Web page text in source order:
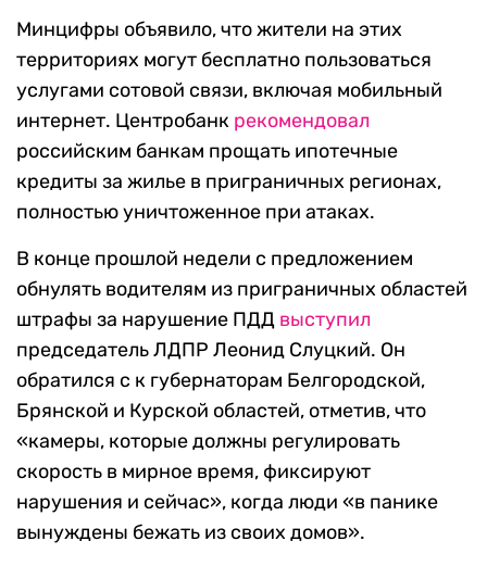
Минцифры объявило, что жители на этих
территориях могут бесплатно пользоваться
услугами сотовой связи, включая мобильный
интернет. Центробанк рекомендовал
российским банкам прощать ипотечные
кредиты за жилье в приграничных регионах,
полностью уничтоженное при атаках.
В конце прошлой недели с предложением
обнулять водителям из приграничных областей
штрафы за нарушение ПДД выступил
председатель ЛДПР Леонид Слуцкий. Он
обратился с к губернаторам Белгородской,
Брянской и Курской областей, отметив, что
«камеры, которые должны регулировать
скорость в мирное время, фиксируют
нарушения и сейчас», когда люди «в панике
вынуждены бежать из своих домов».